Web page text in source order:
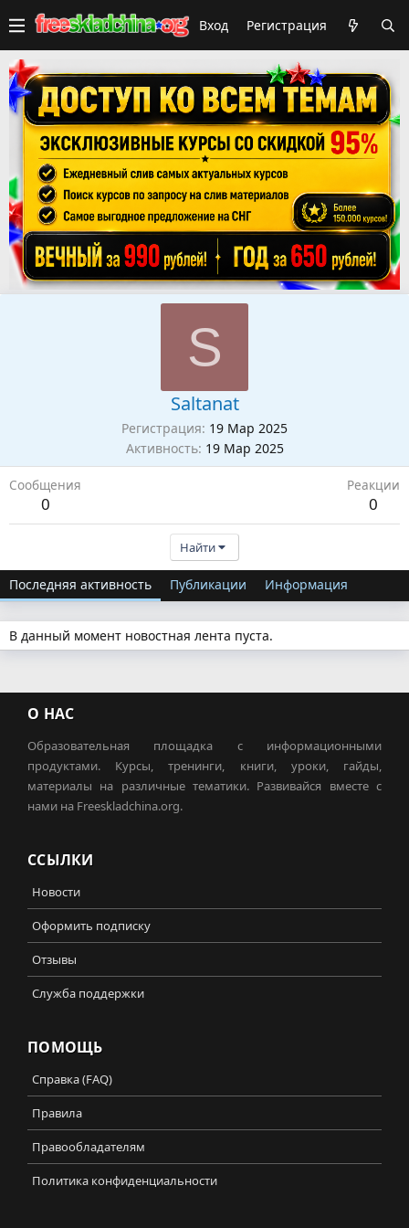
Вход Регистрация
S
Saltanat
Регистрация 19 Мар 2025
Активность 19 Мар 2025
Сообщения
0
Реакции
0
Найти
Последняя активность Публикации Информация
В данный момент новостная лента пуста.
О НАС
Образовательная площадка с информационными
продуктами. Курсы, тренинги, книги, уроки, гайды,
материалы на различные тематики. Развивайся вместе с
нами на Freeskladchina.org.
ССЫЛКИ
Новости
Оформить подписку
Отзывы
Служба поддержки
ПОМОЩЬ
Справка (FAQ)
Правила
Правообладателям
Политика конфиденциальности